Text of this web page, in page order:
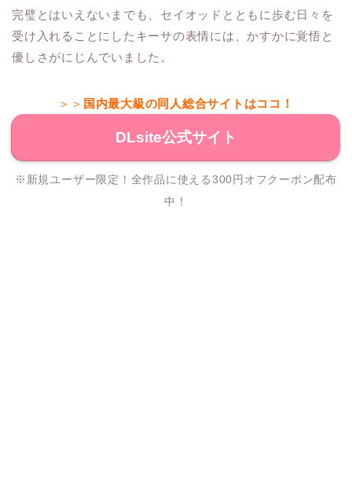
完璧とはいえないまでも、セイオッドとともに歩む日々を
受け入れることにしたキーサの表情には、かすかに覚悟と
優しさがにじんでいました。
＞＞ 国内最大級の同人総合サイトはココ！
DLsite公式サイト
※新規ユーザー限定！全作品に使える300円オフクーポン配布
中！